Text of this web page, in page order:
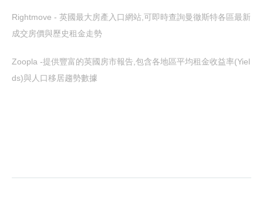
Rightmove - 英國最大房產入口網站,可即時查詢曼徹斯特各區最新
成交房價與歷史租金走勢
Zoopla -提供豐富的英國房市報告,包含各地區平均租金收益率(Yiel
ds)與人口移居趨勢數據